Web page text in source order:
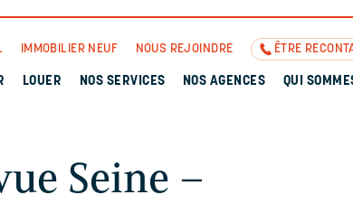
IMMOBILIER NEUF NOUS REJOINDRE ÊTRE
LOUER NOS SERVICES NOS AGENCES QUI
Seine –